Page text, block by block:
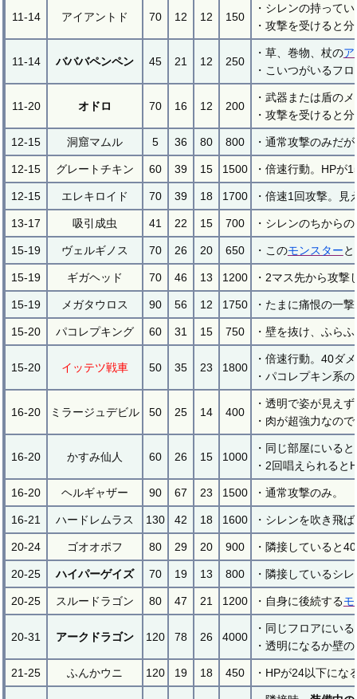
11-14 アイアントド 70 12 12 150
・シレンの持ってい
・攻撃を受けると
11-14 バババペンペン 45 21 12 250
・草、巻物、杖のア
・こいつがいるフ
11-20 オドロ 70 16 12 200
・武器または盾の
・攻撃を受けると
12-15 洞窟マムル 5 36 80 800 ・通常攻撃のみだ
12-15 グレートチキン 60 39 15 1500 ・倍速行動。HPが
12-15 エレキロイド 70 39 18 1700 ・倍速1回攻撃。見
13-17 吸引成虫 41 22 15 700 ・シレンのちから
15-19 ヴェルギノス 70 26 20 650 ・このモンスター
15-19 ギガヘッド 70 46 13 1200 ・2マス先から攻撃
15-19 メガタウロス 90 56 12 1750 ・たまに痛恨の一
15-20 パコレプキング 60 31 15 750 ・壁を抜け、ふら
15-20 イッテツ戦車 50 35 23 1800
・倍速行動。40ダ
・パコレプキン系
16-20 ミラージュデビル 50 25 14 400
・透明で姿が見え
・肉が超強力なの
16-20 かすみ仙人 60 26 15 1000
・同じ部屋にいる
・2回唱えられると
16-20 ヘルギャザー 90 67 23 1500 ・通常攻撃のみ。
16-21 ハードレムラス 130 42 18 1600 ・シレンを吹き飛
20-24 ゴオオポフ 80 29 20 900 ・隣接していると
20-25 ハイパーゲイズ 70 19 13 800 ・隣接しているシ
20-25 スルードラゴン 80 47 21 1200 ・自身に後続する
20-31 アークドラゴン 120 78 26 4000
・同じフロアにい
・透明になるか壁
21-25 ふんかウニ 120 19 18 450 ・HPが24以下にな